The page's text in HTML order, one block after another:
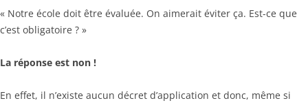
« Notre école doit être évaluée. On aimerait éviter ça. Est-ce que
c’est obligatoire ? »
La réponse est non !
En effet, il n’existe aucun décret d’application et donc, même si